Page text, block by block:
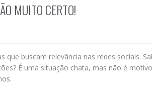
MUITO CERTO!
buscam relevância nas redes sociais.
É uma situação chata, mas não é